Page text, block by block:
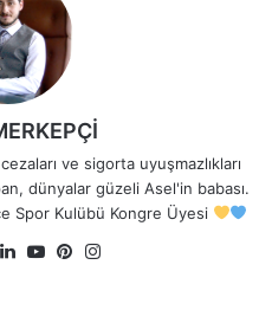
ve sigorta uyuşmazlıkları
dünyalar güzeli Asel'in babası.
Spor Kulübü Kongre Üyesi
X LinkedIn
YouTubePinterest